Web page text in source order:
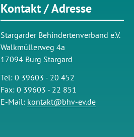
Kontakt / Adresse
Stargarder Behindertenverband e.V.
Walkmüllerweg 4a
17094 Burg Stargard
Tel: 0 39603 - 20 452
Fax: 0 39603 - 22 851
E-Mail: kontakt@bhv-ev.de